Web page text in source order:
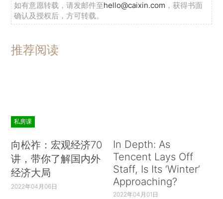
如有意愿转载，请发邮件至hello@caixin.com ，获得书面
确认及授权后，方可转载。
推荐阅读
私房课
向松祚：宏观经济70
讲，带你了解国内外
经济大局
2022年04月06日
In Depth: As
Tencent Lays Off
Staff, Is Its ‘Winter’
Approaching?
2022年04月01日